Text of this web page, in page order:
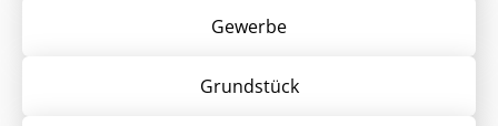
Gewerbe
Grund­stück